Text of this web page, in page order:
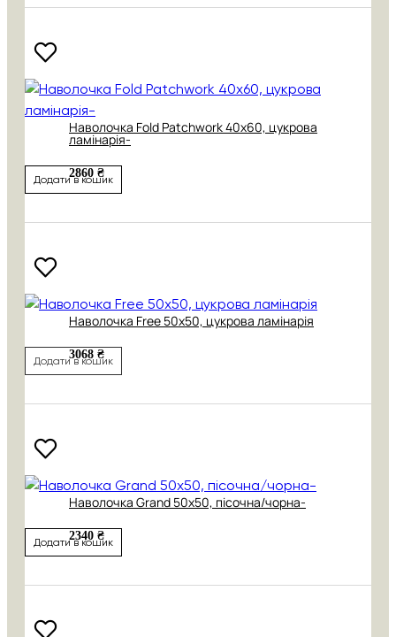
Наволочка Fold Patchwork 40х60, цукрова
ламінарія-
2860 ₴
Додати в кошик
Наволочка Free 50х50, цукрова ламінарія
3068 ₴
Додати в кошик
Наволочка Grand 50х50, пісочна/чорна-
2340 ₴
Додати в кошик